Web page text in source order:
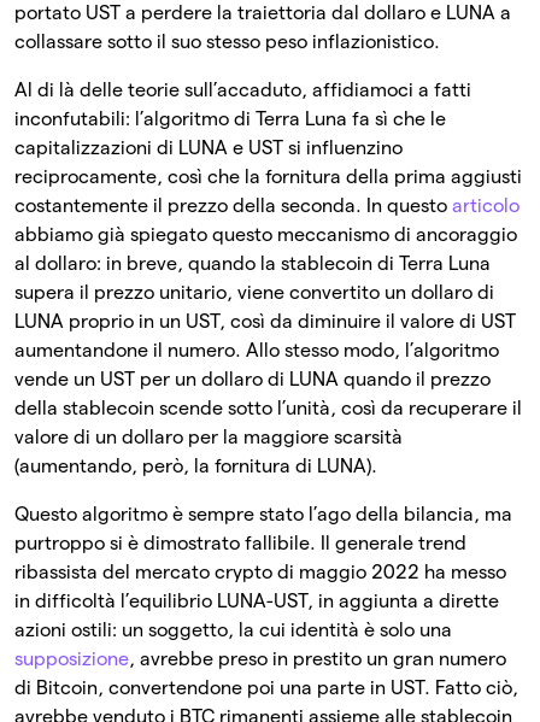
portato UST a perdere la traiettoria dal dollaro e LUNA a
collassare sotto il suo stesso peso inflazionistico.
Al di là delle teorie sull’accaduto, affidiamoci a fatti
inconfutabili: l’algoritmo di Terra Luna fa sì che le
capitalizzazioni di LUNA e UST si influenzino
reciprocamente, così che la fornitura della prima aggiusti
costantemente il prezzo della seconda. In questo articolo
abbiamo già spiegato questo meccanismo di ancoraggio
al dollaro: in breve, quando la stablecoin di Terra Luna
supera il prezzo unitario, viene convertito un dollaro di
LUNA proprio in un UST, così da diminuire il valore di UST
aumentandone il numero. Allo stesso modo, l’algoritmo
vende un UST per un dollaro di LUNA quando il prezzo
della stablecoin scende sotto l’unità, così da recuperare il
valore di un dollaro per la maggiore scarsità
(aumentando, però, la fornitura di LUNA).
Questo algoritmo è sempre stato l’ago della bilancia, ma
purtroppo si è dimostrato fallibile. Il generale trend
ribassista del mercato crypto di maggio 2022 ha messo
in difficoltà l’equilibrio LUNA-UST, in aggiunta a dirette
azioni ostili: un soggetto, la cui identità è solo una
supposizione, avrebbe preso in prestito un gran numero
di Bitcoin, convertendone poi una parte in UST. Fatto ciò,
avrebbe venduto i BTC rimanenti assieme alle stablecoin